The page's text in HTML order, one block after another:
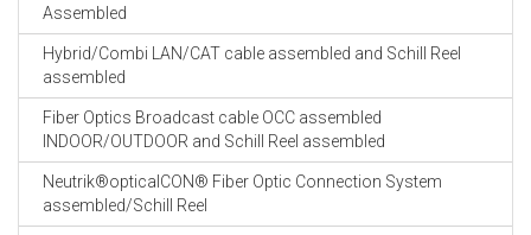
Assembled
Hybrid/Combi LAN/CAT cable assembled and Schill Reel
assembled
Fiber Optics Broadcast cable OCC assembled
INDOOR/OUTDOOR and Schill Reel assembled
Neutrik®opticalCON® Fiber Optic Connection System
assembled/Schill Reel